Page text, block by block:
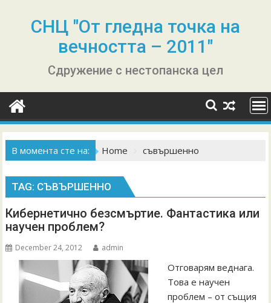
СНЦ "От гледна точка на
вечността – 2011"
Сдружение с нестопанска цел
В момента сте на: Home съвършенно
TAG: СЪВЪРШЕННО
Кибернетично безсмъртие. Фантастика или
научен проблем?
December 24, 2012 admin
Отговарям веднага.
Това е научен
проблем – от същия